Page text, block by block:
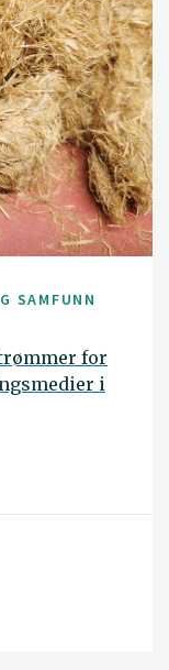
SAMFUNN
for
i